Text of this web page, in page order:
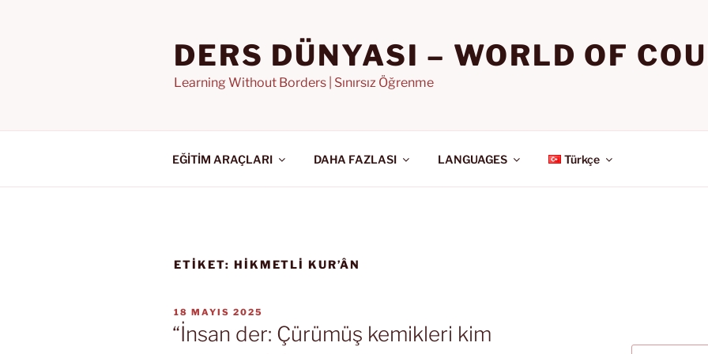
DERS DÜNYASI – WORLD OF
Learning Without Borders | Sınırsız Öğrenme
EĞİTİM ARAÇLARI DAHA FAZLASI LANGUAGES Türkçe
ETIKET: HIKMETLI KUR’ÂN
YAYIM
TARIHI
18 MAYIS 2025
“İnsan der: Çürümüş kemikleri kim